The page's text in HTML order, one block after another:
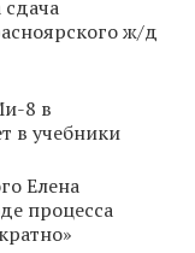
ж/д
8 в
в учебники
Елена
процесса